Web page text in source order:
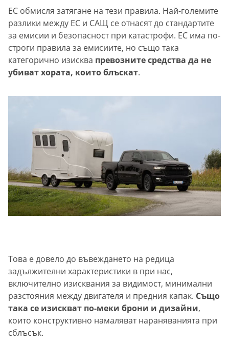
ЕС обмисля затягане на тези правила. Най-големите
разлики между ЕС и САЩ се отнасят до стандартите
за емисии и безопасност при катастрофи. ЕС има по-
строги правила за емисиите, но също така
категорично изисква превозните средства да не
убиват хората, които блъскат.
Това е довело до въвеждането на редица
задължителни характеристики в при нас,
включително изисквания за видимост, минимални
разстояния между двигателя и предния капак. Също
така се изискват по-меки брони и дизайни,
които конструктивно намаляват нараняванията при
сблъсък.